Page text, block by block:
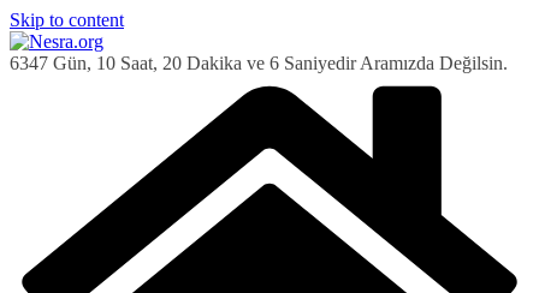
Skip to content
6347 Gün, 10 Saat, 20 Dakika ve 7 Saniyedir Aramızda Değilsin.